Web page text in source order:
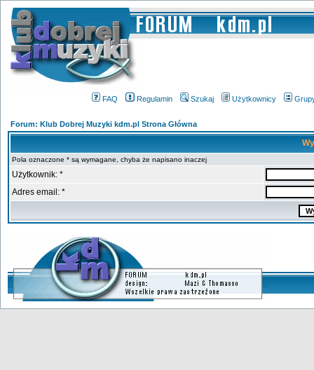
FAQ Regulamin Szukaj Użytkownicy
Forum: Klub Dobrej Muzyki kdm.pl Strona Główna
Pola oznaczone * są wymagane, chyba że napisano inaczej
Użytkownik: *
Adres email: *